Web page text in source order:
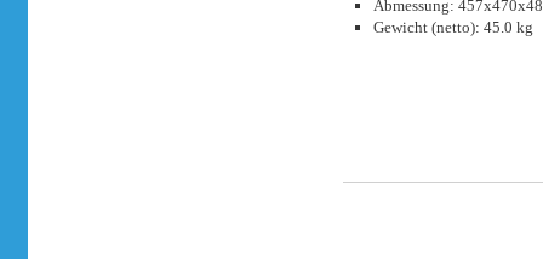
Abmessung:
Gewicht (netto): 45.0 kg